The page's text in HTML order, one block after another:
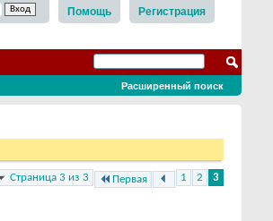
Регистрация
Помощь
Расширенный поиск
Страница 3 из 3 Первая 1 2 3